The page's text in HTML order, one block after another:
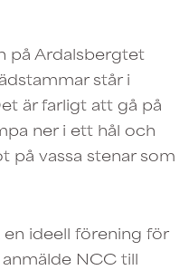
på Ardalsbergtet
står i
är farligt att gå på
ner i ett hål och
på vassa stenar som
en ideell förening för
NCC till